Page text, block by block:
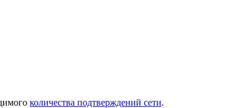
количества подтверждений сети.